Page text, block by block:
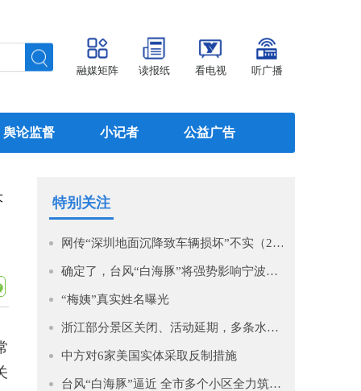
融媒矩阵 读报纸 看电视 听广播
舆论监督 小记者 公益广告
特别关注
网传“深圳地面沉降致车辆损坏”不实（2026·08·06）
确定了，台风“白海豚”将强势影响宁波！即将进入48小时警戒线！预计影响时间长，风大雨强，宁波启动IV级防台风应急响应！
“梅姨”真实姓名曝光
浙江部分景区关闭、活动延期，多条水上航班停航！台风“白海豚”今晨5时位于温州市偏东方向约1360公里的西北太平洋上
中方对6家美国实体采取反制措施
台风“白海豚”逼近 全市多个小区全力筑牢安全防线